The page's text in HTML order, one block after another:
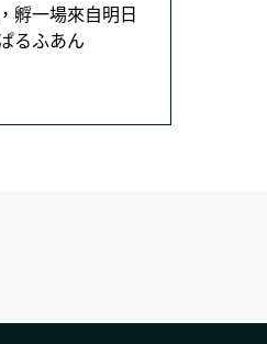
孵一場來自明日
るふあん